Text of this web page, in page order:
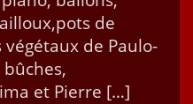
de
végé­taux de Paulo­
et Pierre […]